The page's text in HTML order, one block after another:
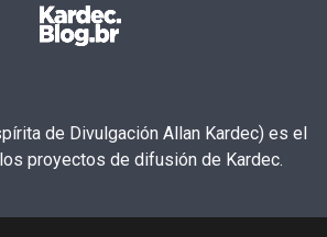
de Divulgación Allan Kardec) es el
proyectos de difusión de Kardec.